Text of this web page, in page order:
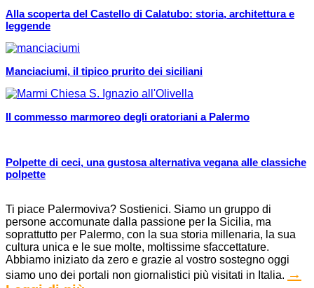
Alla scoperta del Castello di Calatubo: storia, architettura e
leggende
Manciaciumi, il tipico prurito dei siciliani
Il commesso marmoreo degli oratoriani a Palermo
Polpette di ceci, una gustosa alternativa vegana alle classiche
polpette
Ti piace Palermoviva? Sostienici. Siamo un gruppo di
persone accomunate dalla passione per la Sicilia, ma
soprattutto per Palermo, con la sua storia millenaria, la sua
cultura unica e le sue molte, moltissime sfaccettature.
Abbiamo iniziato da zero e grazie al vostro sostegno oggi
siamo uno dei portali non giornalistici più visitati in Italia. →